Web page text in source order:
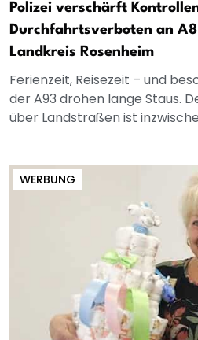
Polizei verschärft
Durchfahrtsverboten an
Landkreis Rosenheim
Ferienzeit, Reisezeit – und
der A93 drohen lange Staus.
über Landstraßen ist
WERBUNG